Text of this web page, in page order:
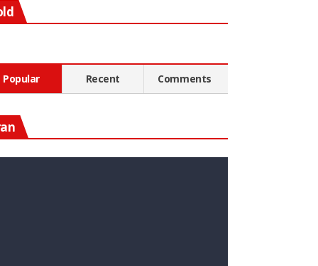
Popular Recent Comments